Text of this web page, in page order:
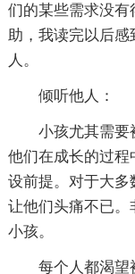
们的某些需求没
助，我读完以后
人。
倾听他人：
小孩尤其需要
他们在成长的过程
设前提。对于大多
让他们头痛不已。
小孩。
每个人都渴望